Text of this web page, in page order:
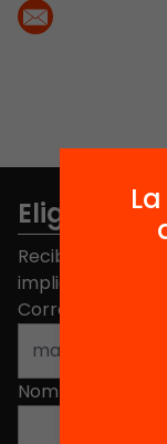
Elige
Recibe
implicarte.
Correo
Nombre